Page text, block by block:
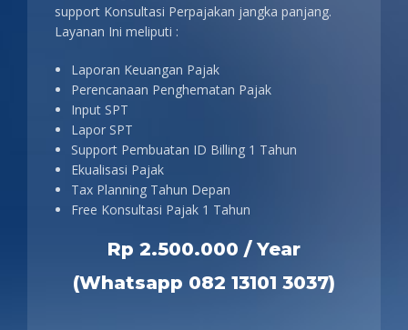
support Konsultasi Perpajakan jangka panjang.
Layanan Ini meliputi :
Laporan Keuangan Pajak
Perencanaan Penghematan Pajak
Input SPT
Lapor SPT
Support Pembuatan ID Billing 1 Tahun
Ekualisasi Pajak
Tax Planning Tahun Depan
Free Konsultasi Pajak 1 Tahun
Rp 2.500.000 / Year
(Whatsapp 082 13101 3037)